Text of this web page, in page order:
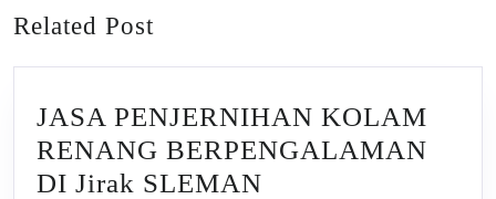
post:
Related Post
JASA PENJERNIHAN KOLAM
RENANG BERPENGALAMAN
DI Jirak SLEMAN